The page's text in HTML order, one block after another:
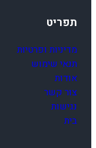
תפריט
מדיניות ופרטיות
תנאי שימוש
אודות
צור קשר
נגישות
בית